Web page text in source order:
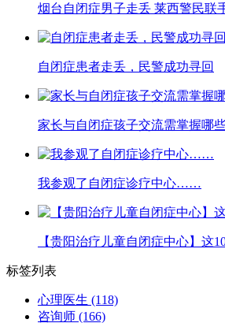
烟台自闭症男子走丢 莱西警民联
自闭症患者走丢，民警成功寻回
家长与自闭症孩子交流需掌握哪
我参观了自闭症诊疗中心……
【贵阳治疗儿童自闭症中心】这
标签列表
心理医生 (118)
咨询师 (166)